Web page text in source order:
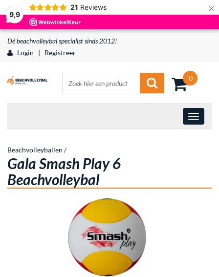
9,9
21 Reviews ×
Dé beachvolleybal specialist sinds 2012!
Login
| Registreer
0
Beachvolleyballen /
Gala Smash Play 6
Beachvolleybal